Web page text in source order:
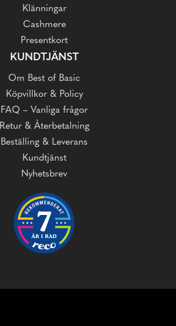
Klänningar
Cashmere
Presentkort
KUNDTJÄNST
Om Best of Basic
Köpvillkor & Policy
FAQ – Vanliga frågor
Retur & Återbetalning
Beställing & Leverans
Kundtjänst
Nyhetsbrev